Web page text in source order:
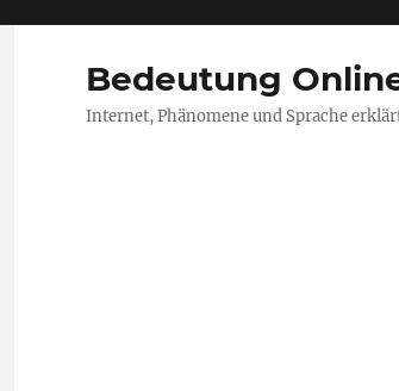
Bedeutung
Internet, Phänomene und Sprache